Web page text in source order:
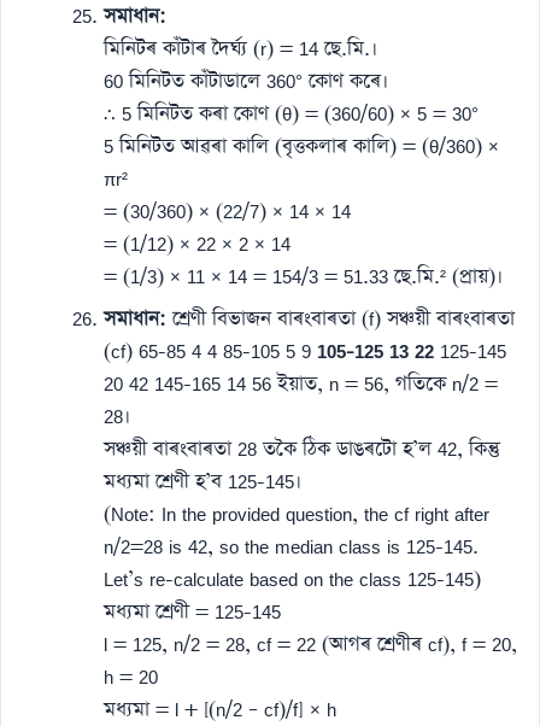
সমাধান:
মিনিটৰ কাঁটাৰ দৈৰ্ঘ্য (r) = 14 ছে.মি.।
60 মিনিটত কাঁটাডালে 360° কোণ কৰে।
∴ 5 মিনিটত কৰা কোণ (θ) = (360/60) × 5 = 30°
5 মিনিটত আৱৰা কালি (বৃত্তকলাৰ কালি) = (θ/360) ×
πr²
= (30/360) × (22/7) × 14 × 14
= (1/12) × 22 × 2 × 14
= (1/3) × 11 × 14 = 154/3 = 51.33 ছে.মি.² (প্ৰায়)।
সমাধান: শ্ৰেণী বিভাজন বাৰংবাৰতা (f) সঞ্চয়ী বাৰংবাৰতা
(cf) 65-85 4 4 85-105 5 9 105-125 13 22 125-145
20 42 145-165 14 56 ইয়াত, n = 56, গতিকে n/2 =
28।
সঞ্চয়ী বাৰংবাৰতা 28 তকৈ ঠিক ডাঙৰটো হ’ল 42, কিন্তু
মধ্যমা শ্ৰেণী হ’ব 125-145।
(Note: In the provided question, the cf right after
n/2=28 is 42, so the median class is 125-145.
Let’s re-calculate based on the class 125-145)
মধ্যমা শ্ৰেণী = 125-145
l = 125, n/2 = 28, cf = 22 (আগৰ শ্ৰেণীৰ cf), f = 20,
h = 20
মধ্যমা = l + [(n/2 – cf)/f] × h